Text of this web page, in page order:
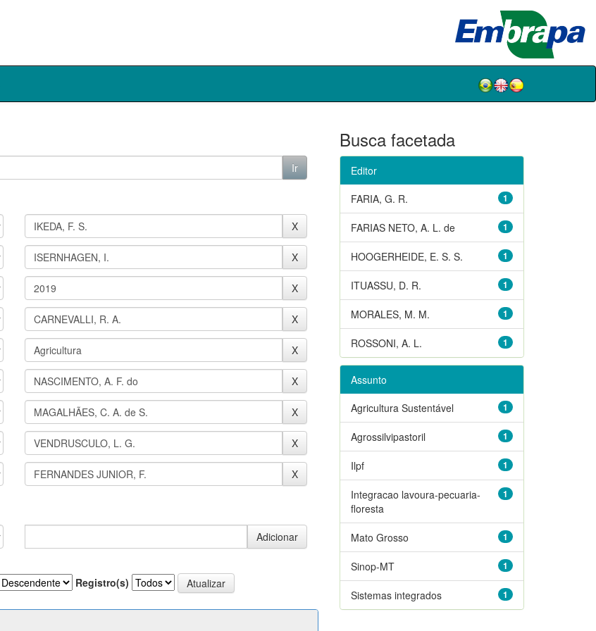
Registro(s)
Busca facetada
Editor
1
FARIA, G. R.
1
FARIAS NETO, A. L. de
1
HOOGERHEIDE, E. S. S.
1
ITUASSU, D. R.
1
MORALES, M. M.
1
ROSSONI, A. L.
Assunto
1
Agricultura Sustentável
1
Agrossilvipastoril
1
Ilpf
1
Integracao lavoura-pecuaria-
floresta
1
Mato Grosso
1
Sinop-MT
1
Sistemas integrados